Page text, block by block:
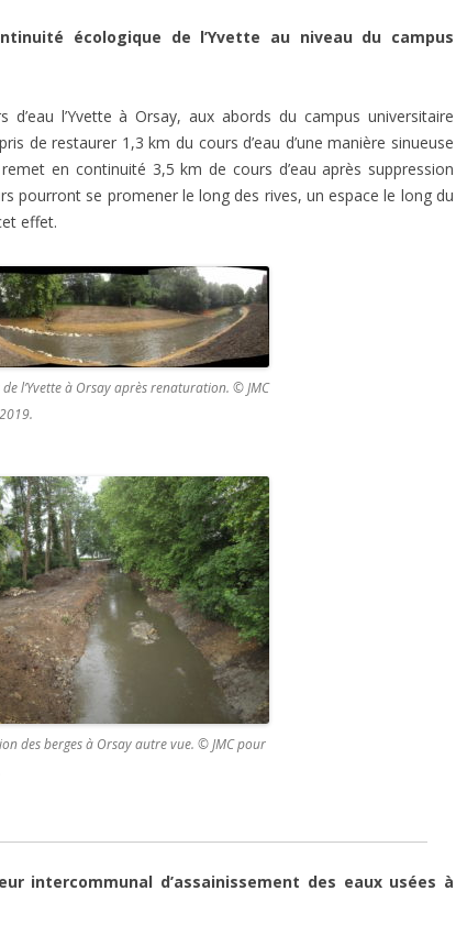
écologique de l’Yvette au niveau du campus
l’Yvette à Orsay, aux abords du campus universitaire
de restaurer 1,3 km du cours d’eau d’une manière sinueuse
en continuité 3,5 km de cours d’eau après suppression
pourront se promener le long des rives, un espace le long du
effet.
de l’Yvette à Orsay après renaturation. © JMC
des berges à Orsay autre vue. © JMC pour
intercommunal d’assainissement des eaux usées à